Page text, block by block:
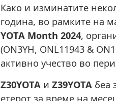
Како и изминатите
година, во рамките на
YOTA Month 2024,
(ON3YH, ONL11943 &
активно учество во
Z30YOTA и Z39YOTA беа
етерот за време на